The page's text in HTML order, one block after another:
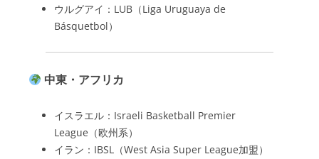
ウルグアイ：LUB（Liga Uruguaya de
Básquetbol）
中東・アフリカ
イスラエル：Israeli Basketball Premier
League（欧州系）
イラン：IBSL（West Asia Super League加盟）